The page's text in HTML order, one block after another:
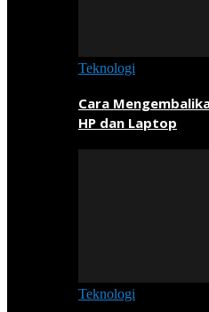
Teknologi
Cara
HP dan Laptop
Teknologi